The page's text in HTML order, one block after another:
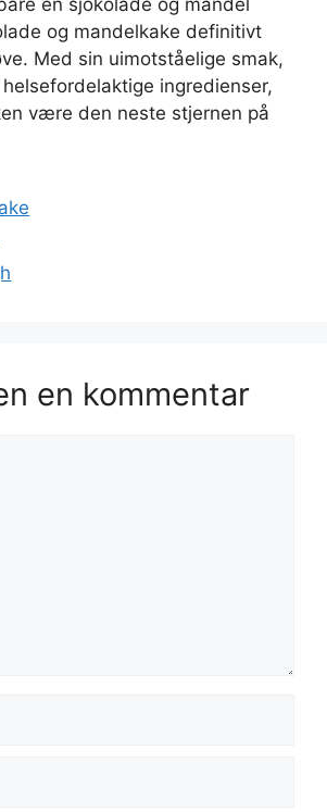
en sjokolade og mandel
og mandelkake definitivt
Med sin uimotståelige smak,
ingredienser,
være den neste stjernen på
en kommentar